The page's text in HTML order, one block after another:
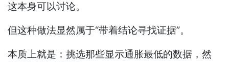
这本身可以讨论。
但这种做法显然属于“带着结论寻找证据”。
本质上就是：挑选那些显示通胀最低的数据，然